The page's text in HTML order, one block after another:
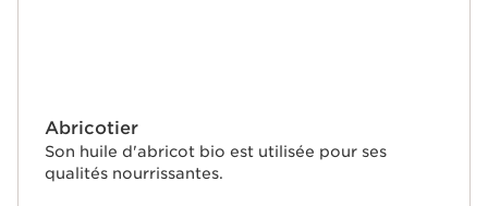
Abricotier
Son huile d'abricot bio est utilisée pour ses
qualités nourrissantes.